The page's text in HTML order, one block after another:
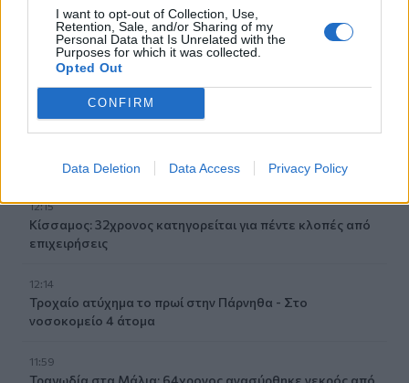
I want to opt-out of Collection, Use,
Retention, Sale, and/or Sharing of my
Personal Data that Is Unrelated with the
Purposes for which it was collected.
Opted Out
CONFIRM
Data Deletion Data Access Privacy Policy
Άρτα: Απολογούνται ο διευθυντής και ο τεχνικός
ασφαλείας του ΔΕΔΔΗΕ
12:38
Τουρνάς: Σε επιφυλακή ο κρατικός μηχανισμός
να κάνουν μπάνιο οι επιβάτες του - Δείτε βίντεο
12:15
Κίσσαμος: 32χρονος κατηγορείται για πέντε κλοπές από
επιχειρήσεις
12:14
Τροχαίο ατύχημα το πρωί στην Πάρνηθα - Στο
νοσοκομείο 4 άτομα
11:59
Τραγωδία στα Μάλια: 64χρονος ανασύρθηκε νεκρός από